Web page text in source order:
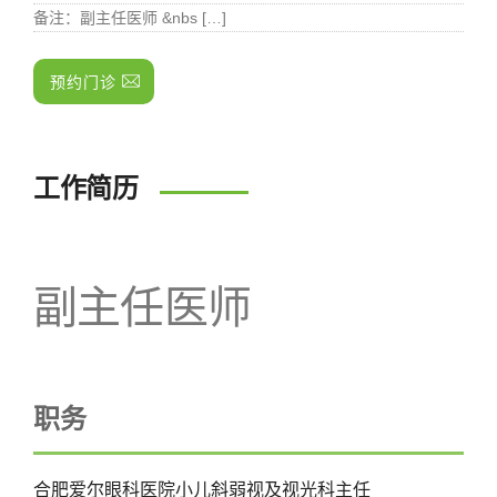
备注：副主任医师 &nbs […]
预约门诊
工作简历
副主任医师
职务
合肥爱尔眼科医院小儿斜弱视及视光科主任